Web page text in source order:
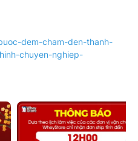
dem-cham-den-thanh-
chuyen-nghiep-